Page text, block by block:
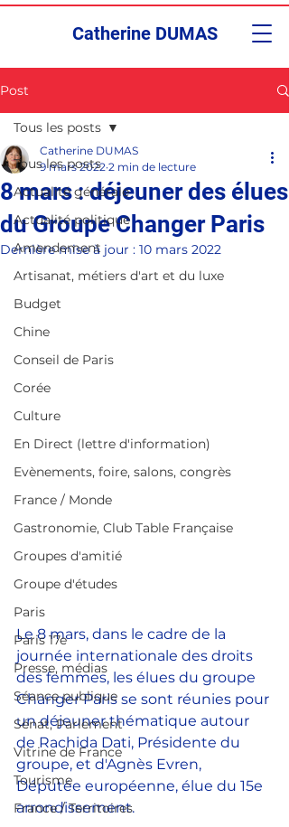
Catherine DUMAS
Post
Tous les posts
Actualité générale
Actualité politique
Amendement
Artisanat, métiers d'art et du luxe
Budget
Chine
Conseil de Paris
Corée
Culture
En Direct (lettre d'information)
Evènements, foire, salons, congrès
France / Monde
Gastronomie, Club Table Française
Groupes d'amitié
Groupe d'études
Paris
Paris 17e
Presse, médias
Séance publique
Sénat, Parlement
Vitrine de France
Tourisme
France / Territoires
Tous les posts
8 mars : déjeuner des élues
du Groupe Changer Paris
Catherine DUMAS
9 mars 2022 2 min de lecture
Dernière mise à jour : 10 mars 2022
Le 8 mars, dans le cadre de la
journée internationale des droits
des femmes, les élues du groupe
Changer Paris se sont réunies pour
un déjeuner thématique autour
de Rachida Dati, Présidente du
groupe, et d'Agnès Evren,
Députée européenne, élue du 15e
arrondissement.